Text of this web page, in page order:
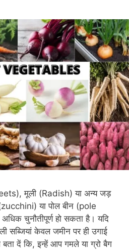
मूली (Radish) या अन्य जड़
(zucchini) या पोल बीन (pole
चुनौतीपूर्ण हो सकता है। यदि
सब्जियां केवल जमीन पर ही उगाई
दें कि, इन्हें आप गमले या ग्रो बैग